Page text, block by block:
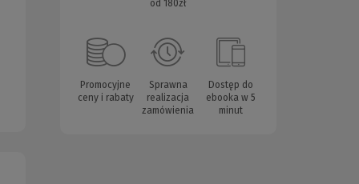
od 180zł
Promocyjne
ceny i rabaty
Sprawna
realizacja
zamówienia
Dostęp do
ebooka w 5
minut